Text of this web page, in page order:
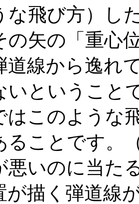
な飛び方）し
の矢の「重心
道線から逸れ
いということ
はこのような
ることです。
悪いのに当た
が描く弾道線